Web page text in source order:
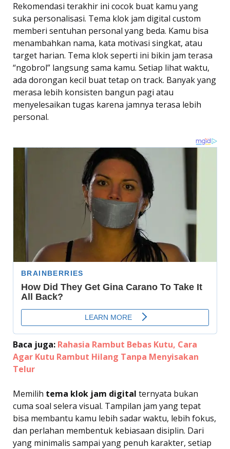
Rekomendasi terakhir ini cocok buat kamu yang
suka personalisasi. Tema klok jam digital custom
memberi sentuhan personal yang beda. Kamu bisa
menambahkan nama, kata motivasi singkat, atau
target harian. Tema klok seperti ini bikin jam terasa
“ngobrol” langsung sama kamu. Setiap lihat waktu,
ada dorongan kecil buat tetap on track. Banyak yang
merasa lebih konsisten bangun pagi atau
menyelesaikan tugas karena jamnya terasa lebih
personal.
Baca juga: Rahasia Rambut Bebas Kutu, Cara
Agar Kutu Rambut Hilang Tanpa Menyisakan
Telur
Memilih tema klok jam digital ternyata bukan
cuma soal selera visual. Tampilan jam yang tepat
bisa membantu kamu lebih sadar waktu, lebih fokus,
dan perlahan membentuk kebiasaan disiplin. Dari
yang minimalis sampai yang penuh karakter, setiap